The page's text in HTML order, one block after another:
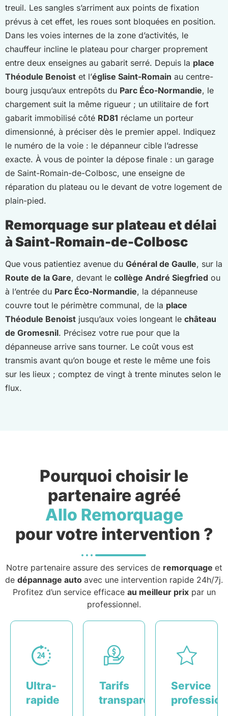
treuil. Les sangles s’arriment aux points de fixation
prévus à cet effet, les roues sont bloquées en position.
Dans les voies internes de la zone d’activités, le
chauffeur incline le plateau pour charger proprement
entre deux enseignes au gabarit serré. Depuis la place
Théodule Benoist et l’église Saint-Romain au centre-
bourg jusqu’aux entrepôts du Parc Éco-Normandie, le
chargement suit la même rigueur ; un utilitaire de fort
gabarit immobilisé côté RD81 réclame un porteur
dimensionné, à préciser dès le premier appel. Indiquez
le numéro de la voie : le dépanneur cible l’adresse
exacte. À vous de pointer la dépose finale : un garage
de Saint-Romain-de-Colbosc, une enseigne de
réparation du plateau ou le devant de votre logement de
plain-pied.
Remorquage sur plateau et délai
à Saint-Romain-de-Colbosc
Que vous patientiez avenue du Général de Gaulle, sur la
Route de la Gare, devant le collège André Siegfried ou
à l’entrée du Parc Éco-Normandie, la dépanneuse
couvre tout le périmètre communal, de la place
Théodule Benoist jusqu’aux voies longeant le château
de Gromesnil. Précisez votre rue pour que la
dépanneuse arrive sans tourner. Le coût vous est
transmis avant qu’on bouge et reste le même une fois
sur les lieux ; comptez de vingt à trente minutes selon le
flux.
Pourquoi choisir le
partenaire agréé
Allo Remorquage
pour votre intervention ?
Notre partenaire assure des services de remorquage et
de dépannage auto avec une intervention rapide 24h/7j.
Profitez d’un service efficace au meilleur prixpar un
professionnel.
Ultra-
rapide
Tarifs
transparents
Service